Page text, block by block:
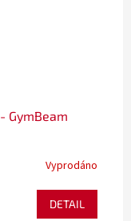
GymBeam
Vyprodáno
DETAIL